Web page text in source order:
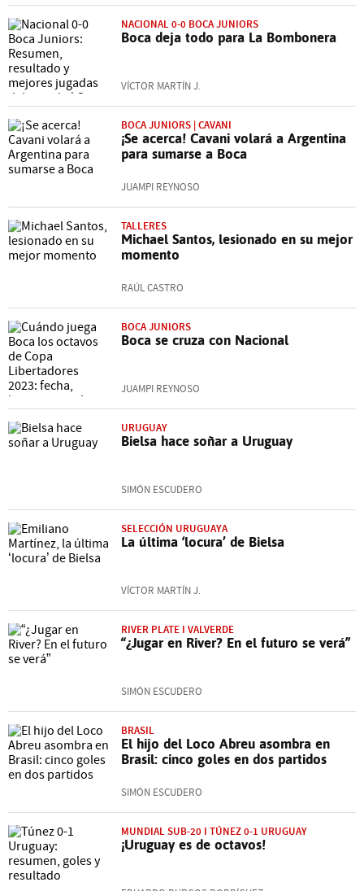
NACIONAL 0-0 BOCA JUNIORS
Boca deja todo para La Bombonera
VÍCTOR MARTÍN J.
BOCA JUNIORS | CAVANI
¡Se acerca! Cavani volará a Argentina
para sumarse a Boca
JUAMPI REYNOSO
TALLERES
Michael Santos, lesionado en su mejor
momento
RAÚL CASTRO
BOCA JUNIORS
Boca se cruza con Nacional
JUAMPI REYNOSO
URUGUAY
Bielsa hace soñar a Uruguay
SIMÓN ESCUDERO
SELECCIÓN URUGUAYA
La última ‘locura’ de Bielsa
VÍCTOR MARTÍN J.
RIVER PLATE I VALVERDE
“¿Jugar en River? En el futuro se verá”
SIMÓN ESCUDERO
BRASIL
El hijo del Loco Abreu asombra en
Brasil: cinco goles en dos partidos
SIMÓN ESCUDERO
MUNDIAL SUB-20 I TÚNEZ 0-1 URUGUAY
¡Uruguay es de octavos!